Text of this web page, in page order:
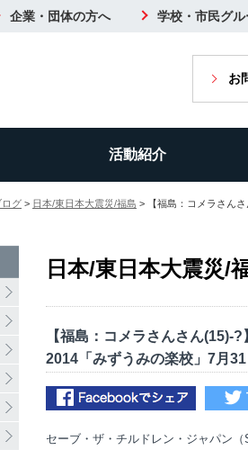
企業・団体の方へ 学校・市民グ
お
活動紹介
ログ > 日本/東日本大震災/福島 > 【福島：コメラさん
日本/東日本大震災/
【福島：コメラさんさん(15)-
2014「みずうみの楽校」7月
セーブ・ザ・チルドレン・ジャパン